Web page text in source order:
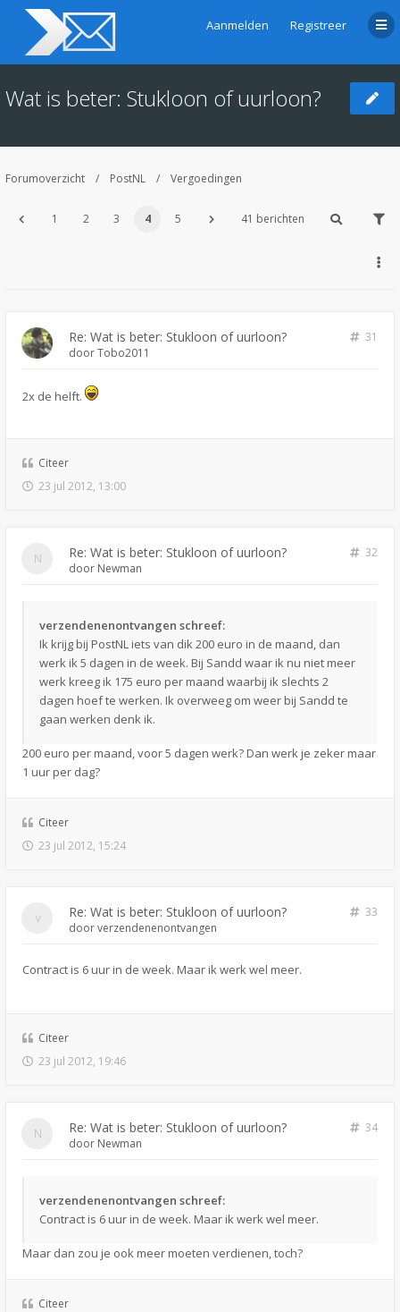
Aanmelden Registreer
Wat is beter: Stukloon of uurloon?
Forumoverzicht PostNL Vergoedingen
1 2 3 4 5 41 berichten
Re: Wat is beter: Stukloon of uurloon?
31
doorTobo2011
2x de helft.
Citeer
23 jul 2012, 13:00
Re: Wat is beter: Stukloon of uurloon?
32
door Newman
verzendenenontvangen schreef:
Ik krijg bij PostNL iets van dik 200 euro in de maand, dan
werk ik 5 dagen in de week. Bij Sandd waar ik nu niet meer
werk kreeg ik 175 euro per maand waarbij ik slechts 2
dagen hoef te werken. Ik overweeg om weer bij Sandd te
gaan werken denk ik.
200 euro per maand, voor 5 dagen werk? Dan werk je zeker maar
1 uur per dag?
Citeer
23 jul 2012, 15:24
Re: Wat is beter: Stukloon of uurloon?
33
doorverzendenenontvangen
Contract is 6 uur in de week. Maar ik werk wel meer.
Citeer
23 jul 2012, 19:46
Re: Wat is beter: Stukloon of uurloon?
34
door Newman
verzendenenontvangen schreef:
Contract is 6 uur in de week. Maar ik werk wel meer.
Maar dan zou je ook meer moeten verdienen, toch?
Citeer